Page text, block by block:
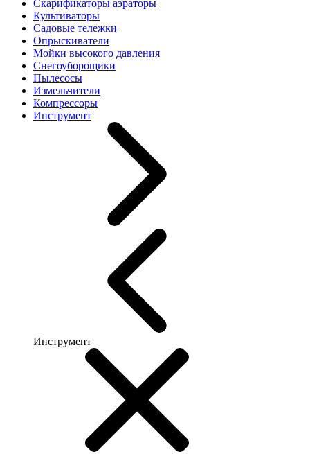
Скарификаторы аэраторы
Культиваторы
Садовые тележки
Опрыскиватели
Мойки высокого давления
Снегоуборощики
Пылесосы
Измельчители
Компрессоры
Инструмент
Инструмент